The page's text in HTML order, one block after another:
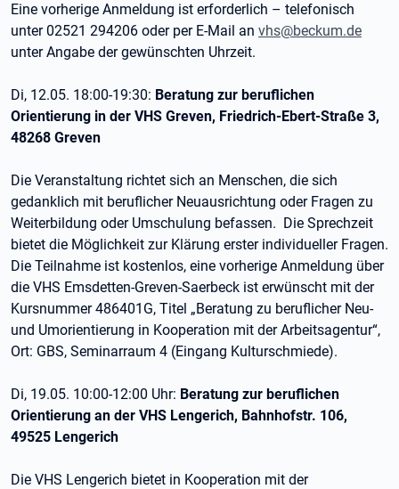
Eine vorherige Anmeldung ist erforderlich – telefonisch
unter 02521 294206 oder per E-Mail an vhs@beckum.de
unter Angabe der gewünschten Uhrzeit.
Di, 12.05. 18:00-19:30: Beratung zur beruflichen
Orientierung in der VHS Greven, Friedrich-Ebert-Straße 3,
48268 Greven
Die Veranstaltung richtet sich an Menschen, die sich
gedanklich mit beruflicher Neuausrichtung oder Fragen zu
Weiterbildung oder Umschulung befassen. Die Sprechzeit
bietet die Möglichkeit zur Klärung erster individueller Fragen.
Die Teilnahme ist kostenlos, eine vorherige Anmeldung über
die VHS Emsdetten-Greven-Saerbeck ist erwünscht mit der
Kursnummer 486401G, Titel „Beratung zu beruflicher Neu-
und Umorientierung in Kooperation mit der Arbeitsagentur“,
Ort: GBS, Seminarraum 4 (Eingang Kulturschmiede).
Di, 19.05. 10:00-12:00 Uhr: Beratung zur beruflichen
Orientierung an der VHS Lengerich, Bahnhofstr. 106,
49525 Lengerich
Die VHS Lengerich bietet in Kooperation mit der